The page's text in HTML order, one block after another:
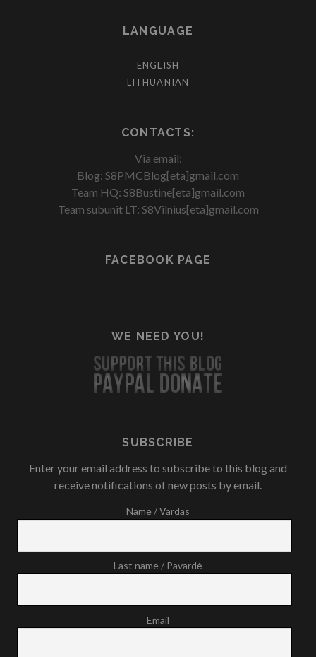
LANGUAGE
ENGLISH
LITHUANIAN
CONTACTS:
Via email:
Blog: S8PMCBlog[eta]gmail.com
Team HQ: S8Bustine[eta]gmail.com
Team subunit LT: S8Vilnius[eta]gmail.com
FACEBOOK PAGE
WE NEED YOU!
SUBSCRIBE
Enter your email address to subscribe to this blog and
receive notifications of new posts by email.
Name / Vardas
Last name / Pavardė
Email